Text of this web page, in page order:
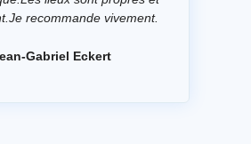
recommande vivement.
Gabriel Eckert